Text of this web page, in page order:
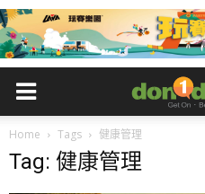
Home Tags 健康管理
Tag: 健康管理